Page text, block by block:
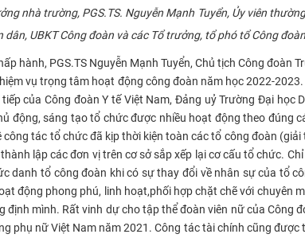
nhà trường, PGS.TS. Nguyễn Mạnh Tuyển, Ủy viên
UBKT Công đoàn và các Tổ trưởng, tổ phó tổ Công
hành, PGS.TS Nguyễn Mạnh Tuyển, Chủ tịch Công
vụ trọng tâm hoạt động công đoàn năm học 2022-
của Công đoàn Y tế Việt Nam, Đảng uỷ Trường Đại học
động, sáng tạo tổ chức được nhiều hoạt động theo đúng
tác tổ chức đã kịp thời kiện toàn các tổ công đoàn
lập các đơn vị trên cơ sở sắp xếp lại cơ cấu tổ chức.
danh tổ công đoàn khi có sự thay đổi về nhân sự của tổ
động phong phú, linh hoạt,phối hợp chặt chẽ với chuyên
định mình. Rất vinh dự cho tập thể đoàn viên nữ của Công
phụ nữ Việt Nam năm 2021. Công tác tài chính cũng